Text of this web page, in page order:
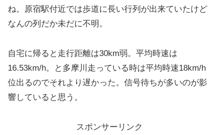
ね。原宿駅付近では歩道に長い行列が出来ていたけど
なんの列だか未だに不明。
自宅に帰ると走行距離は30km弱。平均時速は
16.53km/h。と多摩川走っている時は平均時速18km/h
位出るのでそれより遅かった。信号待ちが多いのが影
響していると思う。
スポンサーリンク